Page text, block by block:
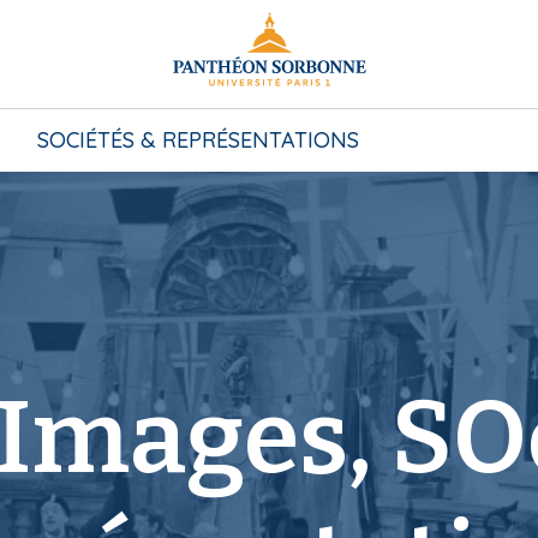
SOCIÉTÉS & REPRÉSENTATIONS